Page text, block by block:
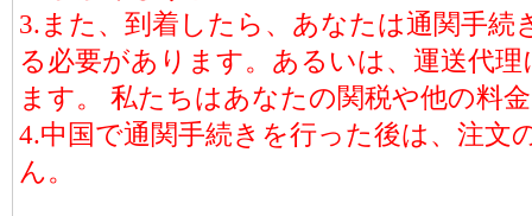
3.また、到着したら、あなたは通関手続
る必要があります。あるいは、運送代
ます。 私たちはあなたの関税や他の料
4.中国で通関手続きを行った後は、注文
ん。